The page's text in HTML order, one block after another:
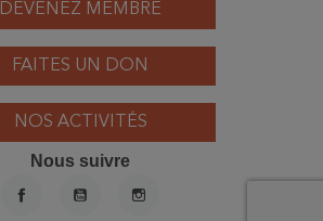
DEVENEZ MEMBRE
FAITES UN DON
NOS ACTIVITÉS
Nous suivre